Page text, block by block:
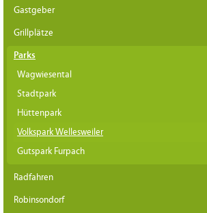
Gastgeber
Grillplätze
Parks
Wagwiesental
Stadtpark
Hüttenpark
Volkspark Wellesweiler
Gutspark Furpach
Radfahren
Robinsondorf